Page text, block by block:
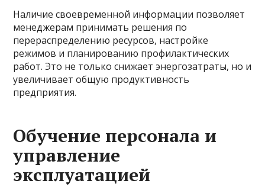
Наличие своевременной информации позволяет
менеджерам принимать решения по
перераспределению ресурсов, настройке
режимов и планированию профилактических
работ. Это не только снижает энергозатраты, но и
увеличивает общую продуктивность
предприятия.
Обучение персонала и
управление
эксплуатацией